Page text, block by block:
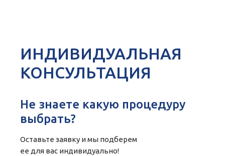
ИНДИВИДУАЛЬНАЯ
КОНСУЛЬТАЦИЯ
Не знаете какую процедуру
выбрать?
Оставьте заявку и мы подберем
ее для вас индивидуально!